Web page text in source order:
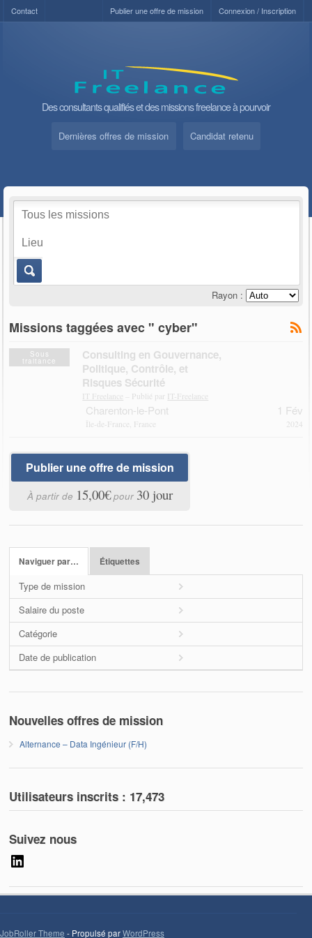
Contact Connexion / Inscription
Publier une offre de mission
Des consultants qualifiés et des missions freelance à pourvoir
Dernières offres de mission Candidat retenu
Rayon :
Missions taggées avec " cyber"
Sous
traitance
Consulting en Gouvernance,
Politique, Contrôle, et
Risques Sécurité
IT Freelance – Publié par IT-Freelance
Charenton-le-Pont
Île-de-France, France
1 Fév
2024
Publier une offre de mission
À partir de 15,00€pour 30 jour
Naviguer par… Étiquettes
Type de mission
Salaire du poste
Catégorie
Date de publication
Nouvelles offres de mission
Alternance – Data Ingénieur (F/H)
Utilisateurs inscrits : 17,473
Suivez nous
JobRoller Theme - Propulsé parWordPress